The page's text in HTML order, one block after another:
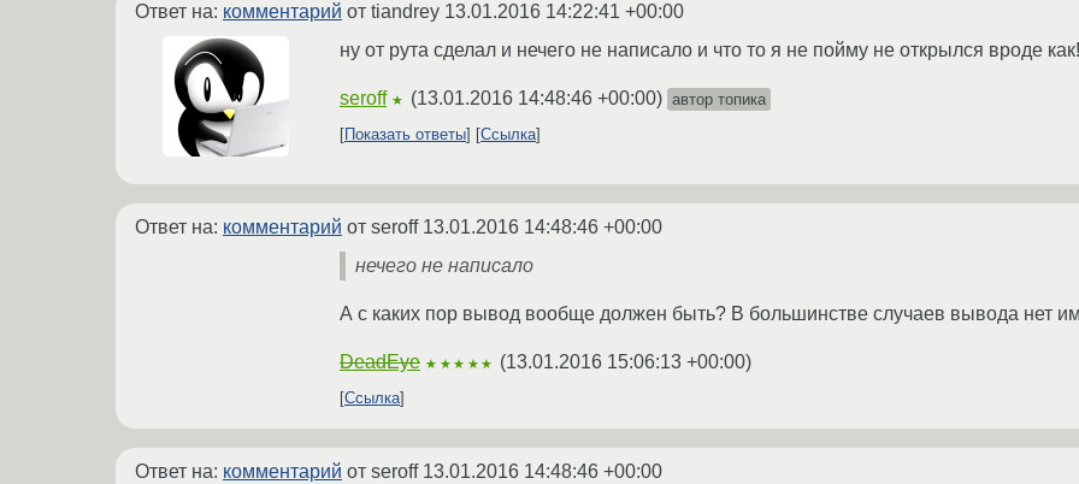
Ответ на: комментарий от tiandrey 13.01.2016 14:22:41 +00:00
ну от рута сделал и нечего не написало и что то я не пойму не открылся вроде как!
seroff ★ (13.01.2016 14:48:46 +00:00) автор топика
Показать ответы
Ссылка
Ответ на: комментарий от seroff 13.01.2016 14:48:46 +00:00
нечего не написало
А с каких пор вывод вообще должен быть? В большинстве случаев вывода нет
DeadEye ★★★★★ (13.01.2016 15:06:13 +00:00)
Ссылка
Ответ на: комментарий от seroff 13.01.2016 14:48:46 +00:00